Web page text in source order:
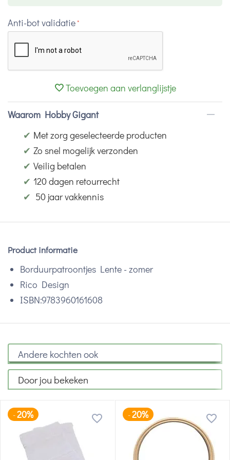
Anti-bot validatie
Toevoegen aan verlanglijstje
Waarom Hobby Gigant
✔ Met zorg geselecteerde producten
✔ Zo snel mogelijk verzonden
✔ Veilig betalen
✔ 120 dagen retourrecht
✔ 50 jaar vakkennis
Product informatie
Borduurpatroontjes Lente - zomer
Rico Design
ISBN:9783960161608
Andere kochten ook
Door jou bekeken
-20% -20%